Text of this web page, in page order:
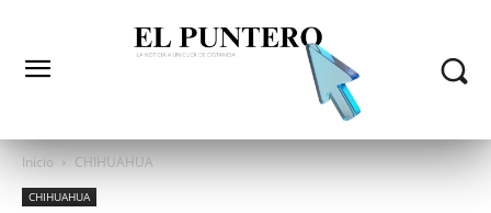
Inicio CHIHUAHUA
CHIHUAHUA